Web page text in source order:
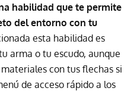
habilidad que te permite
del entorno con tu
esta habilidad es
arma o tu escudo, aunque
con tus flechas si
de acceso rápido a los